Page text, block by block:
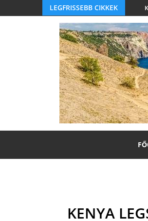
LEGFRISSEBB CIKKEK
KENYA